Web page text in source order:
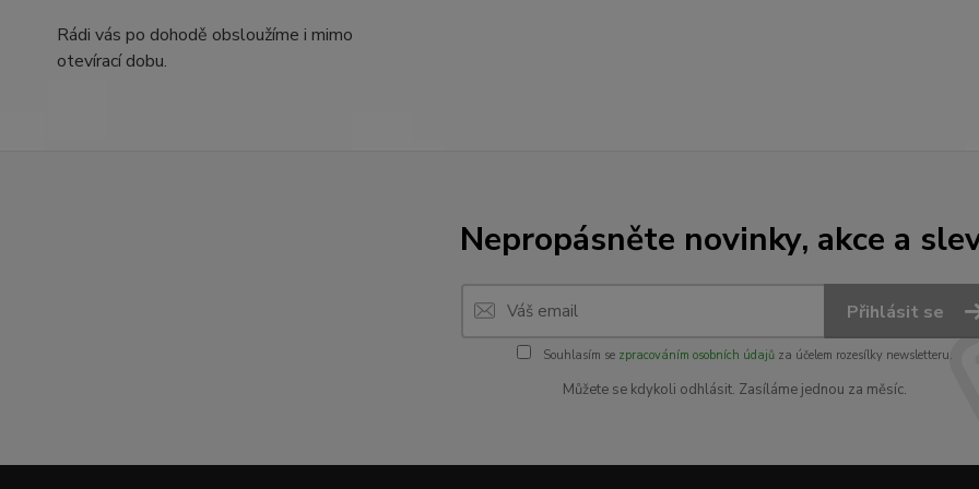
Rádi vás po dohodě obsloužíme i mimo
otevírací dobu.
Nepropásněte novinky, akce a
Přihlásit se
Souhlasím se zpracováním osobních údajůza účelem rozesílky newsletteru.
Můžete se kdykoli odhlásit. Zasíláme jednou za měsíc.